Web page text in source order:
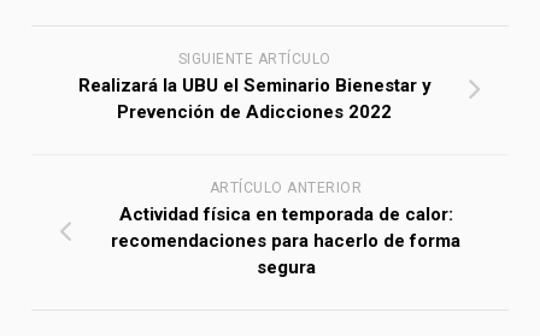
SIGUIENTE ARTÍCULO
Realizará la UBU el Seminario Bienestar y
Prevención de Adicciones 2022
ARTÍCULO ANTERIOR
Actividad física en temporada de calor:
recomendaciones para hacerlo de forma
segura